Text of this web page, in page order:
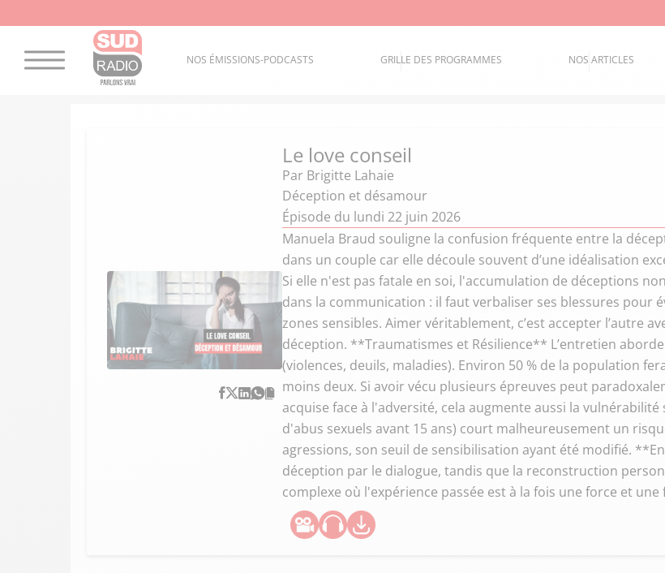
NOS ÉMISSIONS-PODCASTS GRILLE DES PROGRAMMES NOS ARTICLES
Le love conseil
Par Brigitte Lahaie
Déception et désamour
Épisode du lundi 22 juin 2026
Manuela Braud souligne la confusion fréquente entre la
dans un couple car elle découle souvent d’une idéalisation
Si elle n'est pas fatale en soi, l'accumulation de déceptions
dans la communication : il faut verbaliser ses blessures pour
zones sensibles. Aimer véritablement, c’est accepter l’autre
déception. **Traumatismes et Résilience** L’entretien
(violences, deuils, maladies). Environ 50 % de la population
moins deux. Si avoir vécu plusieurs épreuves peut
acquise face à l'adversité, cela augmente aussi la
d'abus sexuels avant 15 ans) court malheureusement un
agressions, son seuil de sensibilisation ayant été modifié.
déception par le dialogue, tandis que la reconstruction
complexe où l'expérience passée est à la fois une force et une